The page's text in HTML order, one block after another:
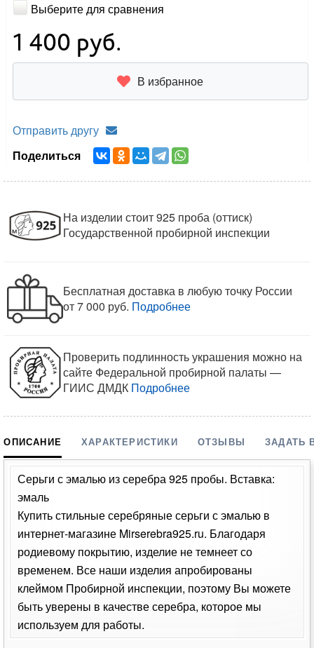
Выберите для сравнения
1 400 руб.
В избранное
Отправить другу
Поделиться
На изделии стоит 925 проба (оттиск)
Государственной пробирной инспекции
Бесплатная доставка в любую точку России
от 7 000 руб. Подробнее
Проверить подлинность украшения можно на
сайте Федеральной пробирной палаты —
ГИИС ДМДК Подробнее
ОПИСАНИЕ ХАРАКТЕРИСТИКИ ОТЗЫВЫ ЗАДАТЬ
Серьги с эмалью из серебра 925 пробы. Вставка:
эмаль
Купить стильные серебряные серьги с эмалью в
интернет-магазине Mirserebra925.ru. Благодаря
родиевому покрытию, изделие не темнеет со
временем. Все наши изделия апробированы
клеймом Пробирной инспекции, поэтому Вы можете
быть уверены в качестве серебра, которое мы
используем для работы.